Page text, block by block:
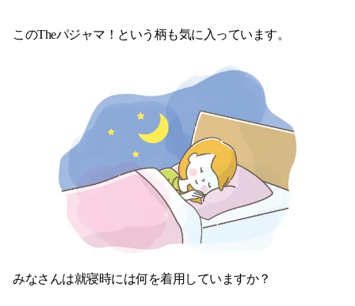
このTheパジャマ！という柄も気に入っています。
みなさんは就寝時には何を着用していますか？